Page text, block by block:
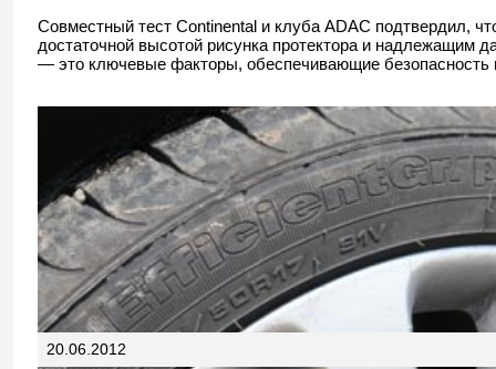
Совместный тест Continental и клуба ADAC подтвердил,
достаточной высотой рисунка протектора и надлежащим
— это ключевые факторы, обеспечивающие безопасность
20.06.2012